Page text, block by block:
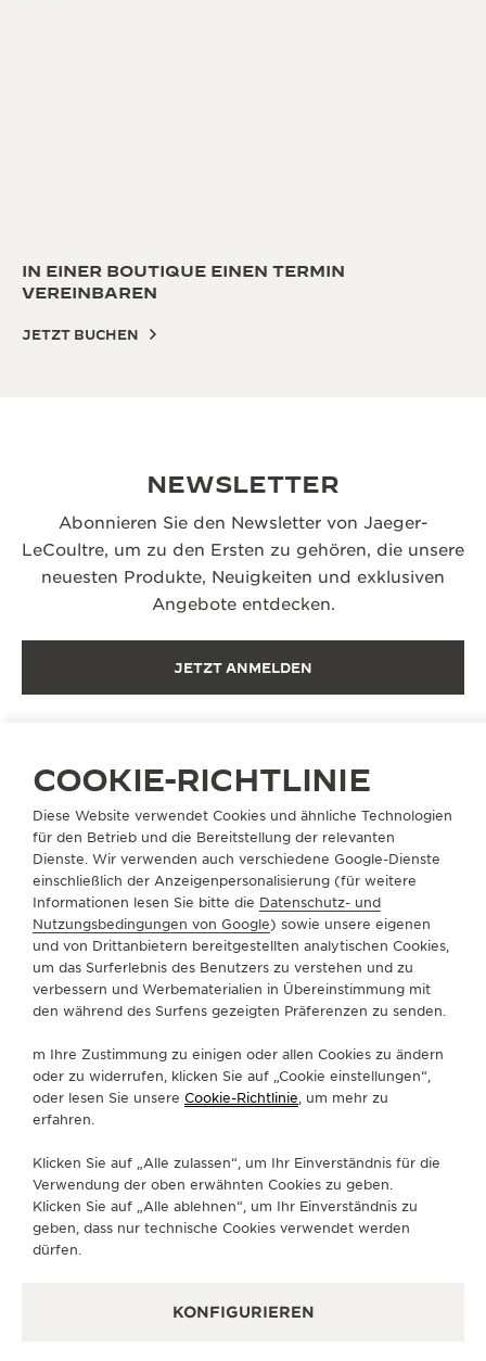
IN EINER BOUTIQUE EINEN TERMIN
VEREINBAREN
JETZT BUCHEN
NEWSLETTER
Abonnieren Sie den Newsletter von Jaeger-
LeCoultre, um zu den Ersten zu gehören, die unsere
neuesten Produkte, Neuigkeiten und exklusiven
Angebote entdecken.
JETZT ANMELDEN
PFLEGEN SIE IHRE UHR
FOLGEN SIE UNS
DEN NEWSLETTER ABONNIEREN
ÜBER UNS
SERVICELEISTUNGEN
COOKIE-RICHTLINIE
Diese Website verwendet Cookies und ähnliche Technologien
für den Betrieb und die Bereitstellung der relevanten
Dienste. Wir verwenden auch verschiedene Google-Dienste
einschließlich der Anzeigenpersonalisierung (für weitere
Informationen lesen Sie bitte die Datenschutz- und
Nutzungsbedingungen von Google) sowie unsere eigenen
und von Drittanbietern bereitgestellten analytischen Cookies,
um das Surferlebnis des Benutzers zu verstehen und zu
verbessern und Werbematerialien in Übereinstimmung mit
den während des Surfens gezeigten Präferenzen zu senden.
m Ihre Zustimmung zu einigen oder allen Cookies zu ändern
oder zu widerrufen, klicken Sie auf „Cookie einstellungen“,
oder lesen Sie unsere Cookie-Richtlinie, um mehr zu
erfahren.
Klicken Sie auf „Alle zulassen“, um Ihr Einverständnis für die
Verwendung der oben erwähnten Cookies zu geben.
Klicken Sie auf „Alle ablehnen“, um Ihr Einverständnis zu
geben, dass nur technische Cookies verwendet werden
dürfen.
KONFIGURIEREN